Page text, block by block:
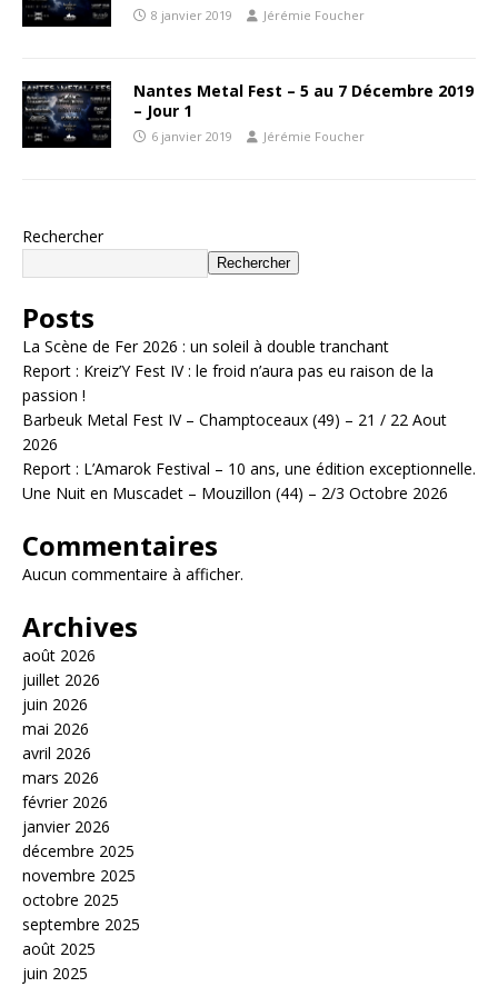
8 janvier 2019 Jérémie Foucher
Nantes Metal Fest – 5 au 7 Décembre 2019
– Jour 1
6 janvier 2019 Jérémie Foucher
Rechercher
Rechercher
Posts
La Scène de Fer 2026 : un soleil à double tranchant
Report : Kreiz’Y Fest IV : le froid n’aura pas eu raison de la
passion !
Barbeuk Metal Fest IV – Champtoceaux (49) – 21 / 22 Aout
2026
Report : L’Amarok Festival – 10 ans, une édition exceptionnelle.
Une Nuit en Muscadet – Mouzillon (44) – 2/3 Octobre 2026
Commentaires
Aucun commentaire à afficher.
Archives
août 2026
juillet 2026
juin 2026
mai 2026
avril 2026
mars 2026
février 2026
janvier 2026
décembre 2025
novembre 2025
octobre 2025
septembre 2025
août 2025
juin 2025